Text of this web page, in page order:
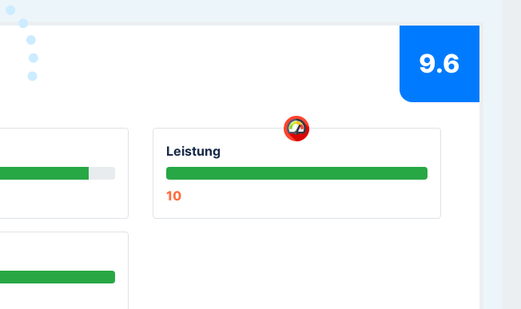
9.6
Leistung
10